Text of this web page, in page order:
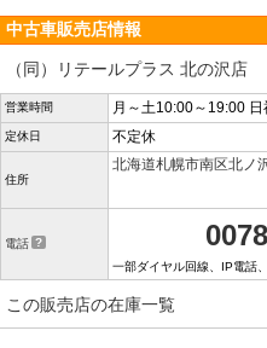
中古車販売店情報
（同）リテールプラス 北の沢店
営業時間 月～土10:00～19:00
定休日 不定休
住所
北海道札幌市南区北ノ
電話
一部ダイヤル回線、IP電話
この販売店の在庫一覧